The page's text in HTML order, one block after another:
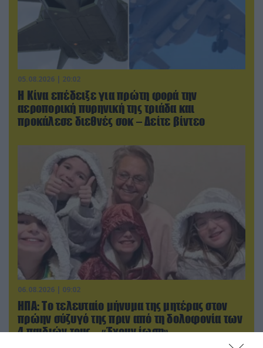
05.08.2026 | 20:02
Η Κίνα επέδειξε για πρώτη φορά την
αεροπορική πυρηνική της τριάδα και
προκάλεσε διεθνές σοκ – Δείτε βίντεο
06.08.2026 | 09:02
ΗΠΑ: Το τελευταίο μήνυμα της μητέρας στον
πρώην σύζυγό της πριν από τη δολοφονία των
4 παιδιών τους – «Έχουν ίωση»